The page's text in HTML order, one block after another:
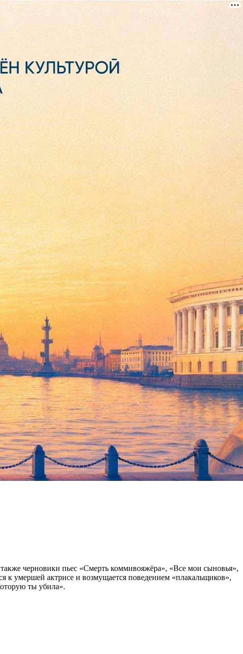
публично сожалели о смерти его супруги. Об этом стало
черновики пьес «Смерть коммивояжёра», «Все мои сыновья»,
умершей актрисе и возмущается поведением «плакальщиков»,
ты убила».